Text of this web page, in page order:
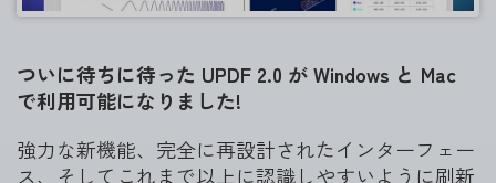
ついに待ちに待った UPDF 2.0 が Windows と Mac
で利用可能になりました!
強力な新機能、完全に再設計されたインターフェー
ス、そしてこれまで以上に認識しやすいように刷新